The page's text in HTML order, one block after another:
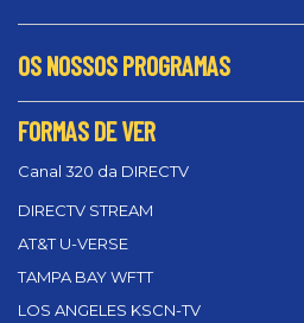
OS NOSSOS PROGRAMAS
FORMAS DE VER
Canal 320 da DIRECTV
DIRECTV STREAM
AT&T U-VERSE
TAMPA BAY WFTT
LOS ANGELES KSCN-TV